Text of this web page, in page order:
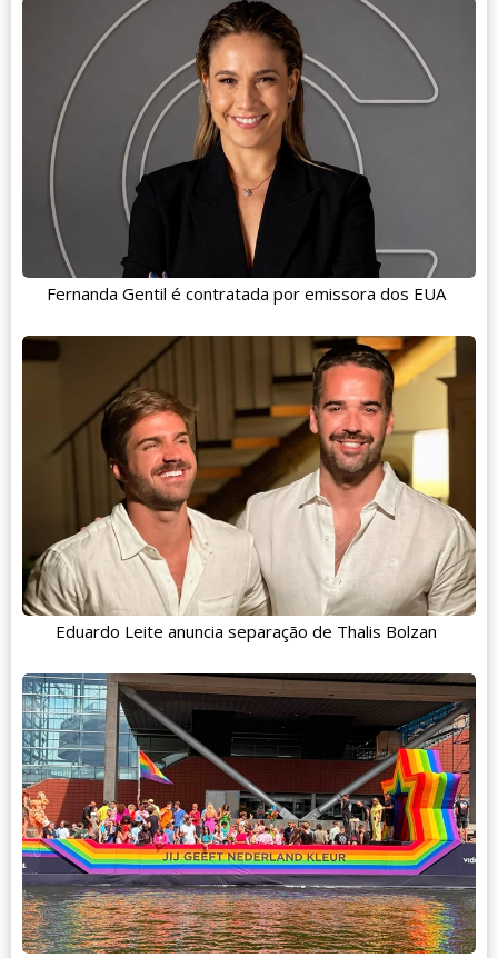
Fernanda Gentil é contratada por emissora dos EUA
Eduardo Leite anuncia separação de Thalis Bolzan